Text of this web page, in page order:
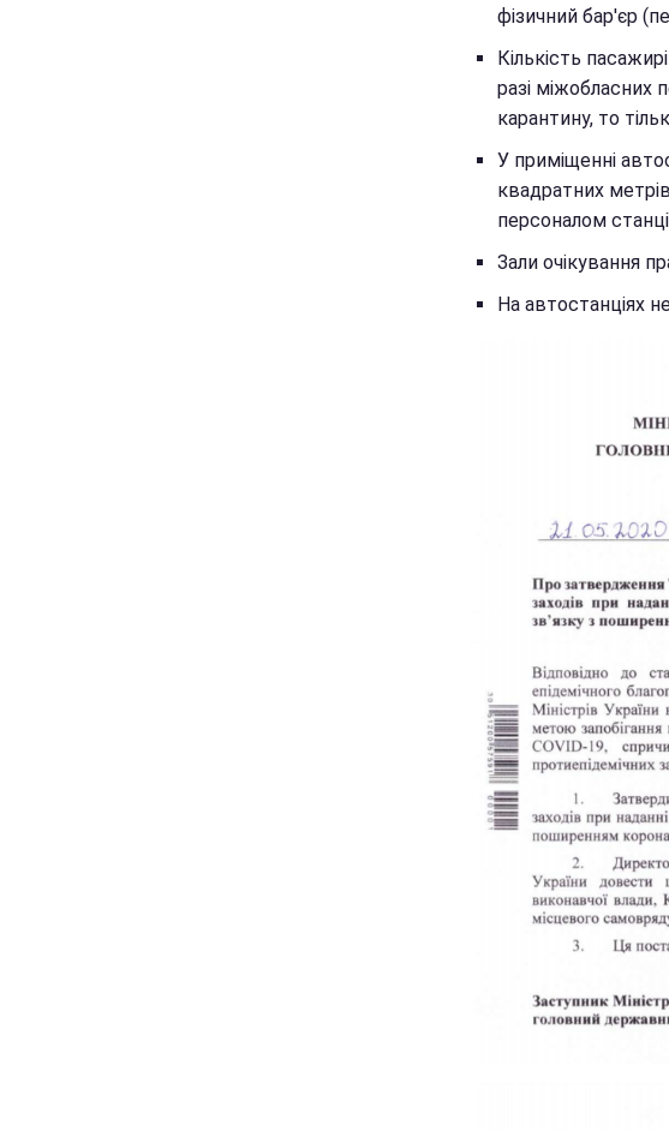
фізичний бар'єр
Кількість
разі міжобласних
карантину, то
У приміщенні
квадратних
персоналом
Зали очікування
На автостанціях